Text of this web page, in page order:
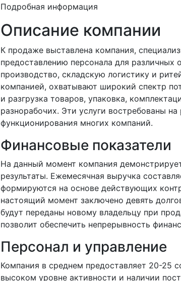
Подробная информация
Описание компании
К продаже выставлена компания,
предоставлению персонала для различных
производство, складскую логистику и
компанией, охватывают широкий спектр
и разгрузка товаров, упаковка,
разнорабочих. Эти услуги востребованы
функционирования многих компаний.
Финансовые показатели
На данный момент компания
результаты. Ежемесячная выручка
формируются на основе действующих
настоящий момент заключено девять
будут переданы новому владельцу при
позволит обеспечить непрерывность
Персонал и управление
Компания в среднем предоставляет 20-25
высоком уровне активности и наличии